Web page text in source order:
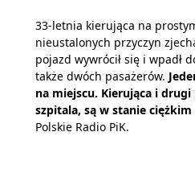
33-letnia kierująca na
nieustalonych przyczyn
pojazd wywrócił się i wpadł
także dwóch pasażerów.
na miejscu. Kierująca i
szpitala, są w stanie ciężkim
Polskie Radio PiK.